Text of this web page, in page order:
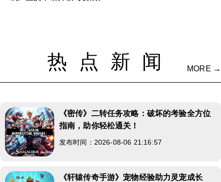
热点新闻 MORE →
《密传》二转任务攻略：破坏的考验全方位
指南，助你轻松通关！
发布时间：2026-08-06 21:16:57
《轩辕传奇手游》宠物经验助力灵宠成长